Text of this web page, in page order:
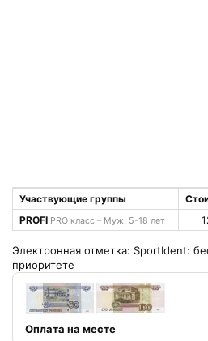
Участвующие группы
PROFI PRO класс – Муж. 5-18 лет
Электронная отметка: SportIdent:
приоритете
Оплата на месте